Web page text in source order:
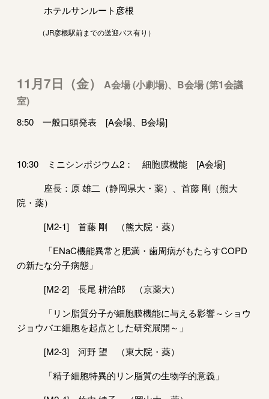
ホテルサンルート彦根
（JR彦根駅前までの送迎バス有り）
11月7日（金）
A会場 (小劇場)、B会場 (第1会議
室)
8:50 一般口頭発表 [A会場、B会場]
10:30 ミニシンポジウム2： 細胞膜機能 [A会場]
座長：原 雄二（静岡県大・薬）、首藤 剛（熊大
院・薬）
[M2-1] 首藤 剛 （熊大院・薬）
「ENaC機能異常と肥満・歯周病がもたらすCOPD
の新たな分子病態」
[M2-2] 長尾 耕治郎 （京薬大）
「リン脂質分子が細胞膜機能に与える影響～ショウ
ジョウバエ細胞を起点とした研究展開～」
[M2-3] 河野 望 （東大院・薬）
「精子細胞特異的リン脂質の生物学的意義」